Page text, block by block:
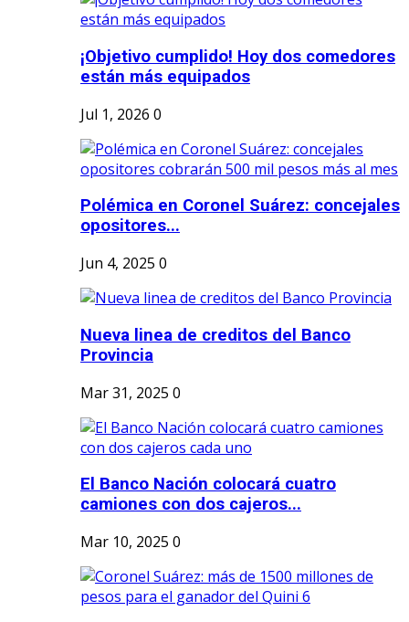
¡Objetivo cumplido! Hoy dos comedores
están más equipados
Jul 1, 2026 0
Polémica en Coronel Suárez: concejales
opositores...
Jun 4, 2025 0
Nueva linea de creditos del Banco
Provincia
Mar 31, 2025 0
El Banco Nación colocará cuatro
camiones con dos cajeros...
Mar 10, 2025 0